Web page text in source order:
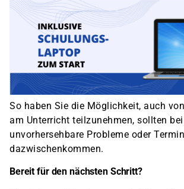
So haben Sie die Möglichkeit, auch
am Unterricht teilzunehmen, sollten
unvorhersehbare Probleme oder
dazwischenkommen.
Bereit für den nächsten Schritt?